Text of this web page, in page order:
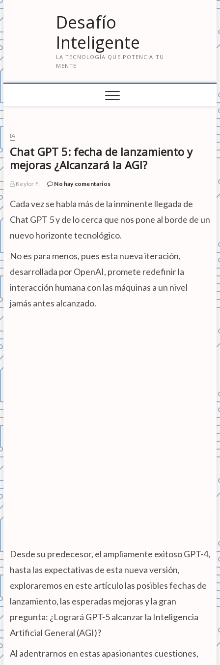
a
t
r
a
l
o
n
t
i
d
Desafío
Inteligente
LA TECNOLOGÍA QUE POTENCIA TU
MENTE
IA
Chat GPT 5: fecha de lanzamiento y
mejoras ¿Alcanzará la AGI?
Keylor F. No hay comentarios
Cada vez se habla más de la inminente llegada de
Chat GPT 5 y de lo cerca que nos pone al borde de un
nuevo horizonte tecnológico.
No es para menos, pues esta nueva iteración,
desarrollada por OpenAI, promete redefinir la
interacción humana con las máquinas a un nivel
jamás antes alcanzado.
Desde su predecesor, el ampliamente exitoso GPT-4,
hasta las expectativas de esta nueva versión,
exploraremos en este artículo las posibles fechas de
lanzamiento, las esperadas mejoras y la gran
pregunta: ¿Logrará GPT-5 alcanzar la Inteligencia
Artificial General (AGI)?
Al adentrarnos en estas apasionantes cuestiones,